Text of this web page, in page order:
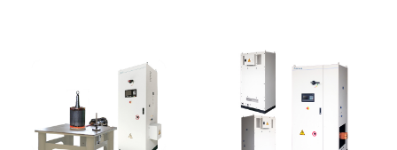
покрытия полевых
соединений